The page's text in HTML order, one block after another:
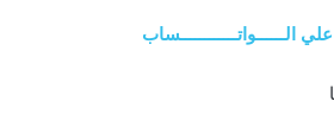
علي الــــــواتــــــــــــساب